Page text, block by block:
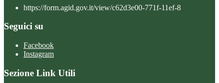
https://form.agid.gov.it/view/c62d3e00-771f-11ef-8
Seguici su
Facebook
Instagram
Sezione Link Utili